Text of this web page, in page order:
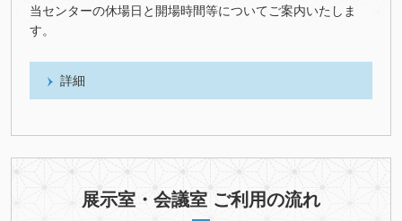
当センターの休場日と開場時間等についてご案内いたしま
す。
詳細
展示室・会議室 ご利用の流れ